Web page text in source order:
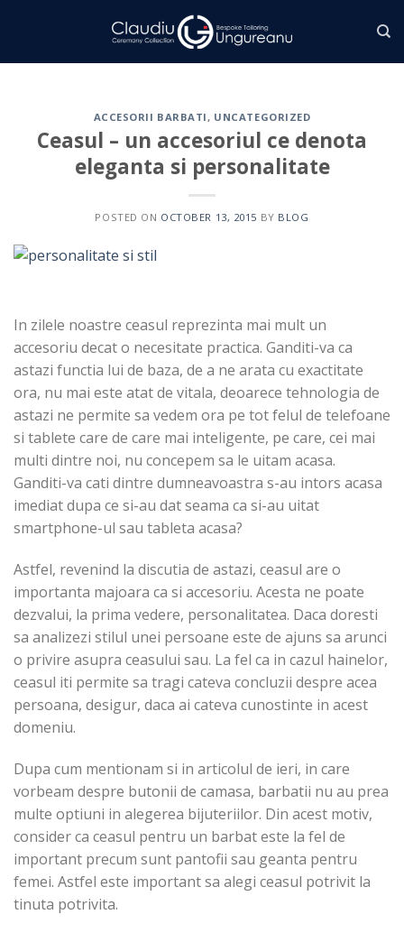
ACCESORII BARBATI, UNCATEGORIZED
Ceasul – un accesoriul ce denota
eleganta si personalitate
POSTED ON OCTOBER 13, 2015 BY BLOG
In zilele noastre ceasul reprezinta mai mult un
accesoriu decat o necesitate practica. Ganditi-va ca
astazi functia lui de baza, de a ne arata cu exactitate
ora, nu mai este atat de vitala, deoarece tehnologia de
astazi ne permite sa vedem ora pe tot felul de telefoane
si tablete care de care mai inteligente, pe care, cei mai
multi dintre noi, nu concepem sa le uitam acasa.
Ganditi-va cati dintre dumneavoastra s-au intors acasa
imediat dupa ce si-au dat seama ca si-au uitat
smartphone-ul sau tableta acasa?
Astfel, revenind la discutia de astazi, ceasul are o
importanta majoara ca si accesoriu. Acesta ne poate
dezvalui, la prima vedere, personalitatea. Daca doresti
sa analizezi stilul unei persoane este de ajuns sa arunci
o privire asupra ceasului sau. La fel ca in cazul hainelor,
ceasul iti permite sa tragi cateva concluzii despre acea
persoana, desigur, daca ai cateva cunostinte in acest
domeniu.
Dupa cum mentionam si in articolul de ieri, in care
vorbeam despre butonii de camasa, barbatii nu au prea
multe optiuni in alegerea bijuteriilor. Din acest motiv,
consider ca ceasul pentru un barbat este la fel de
important precum sunt pantofii sau geanta pentru
femei. Astfel este important sa alegi ceasul potrivit la
tinuta potrivita.